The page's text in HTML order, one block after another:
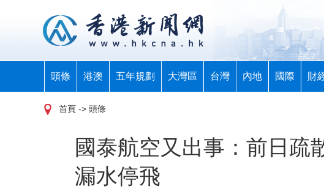
頭條 港澳 五年規劃 大灣區 台灣 內地 國際 財
首頁 -> 頭條
國泰航空又出事：前日疏
漏水停飛